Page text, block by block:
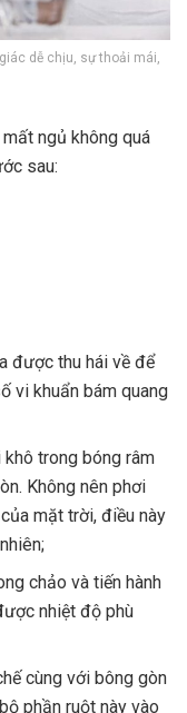
dễ chịu, sự thoải mái,
ngủ không quá
sau:
được thu hái về để
vi khuẩn bám quang
trong bóng râm
Không nên phơi
mặt trời, điều này
chảo và tiến hành
nhiệt độ phù
cùng với bông gòn
phần ruột này vào